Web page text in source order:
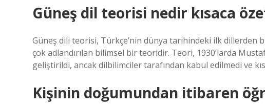
Güneş dil teorisi nedir kısaca
Güneş dili teorisi, Türkçe’nin dünya tarihindeki ilk dillerden
çok adlandırılan bilimsel bir teoridir. Teori, 1930’larda
geliştirildi, ancak dilbilimciler tarafından kabul edilmedi ve
Kişinin doğumundan itibaren